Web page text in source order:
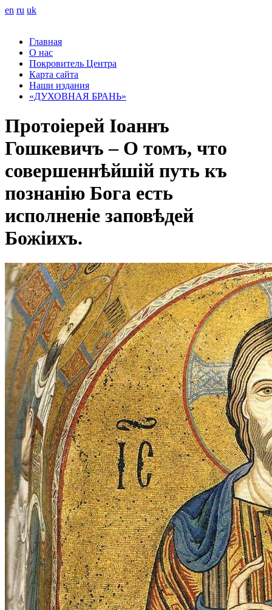
en ru uk
Главная
О нас
Покровитель Центра
Карта сайта
Наши издания
«ДУХОВНАЯ БРАНЬ»
Протоіерей Іоаннъ
Гошкевичъ – О томъ, что
совершеннѣйшій путь къ
познанію Бога есть
исполненіе заповѣдей
Божіихъ.